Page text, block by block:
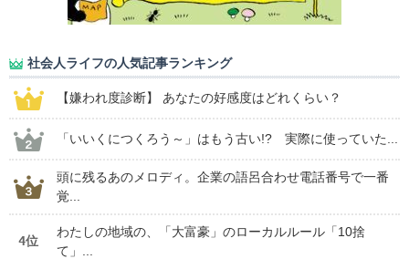
社会人ライフの人気記事ランキング
【嫌われ度診断】 あなたの好感度はどれくらい？
「いいくにつくろう～」はもう古い!? 実際に使っていた...
頭に残るあのメロディ。企業の語呂合わせ電話番号で一番
覚...
4位
わたしの地域の、「大富豪」のローカルルール「10捨
て」...